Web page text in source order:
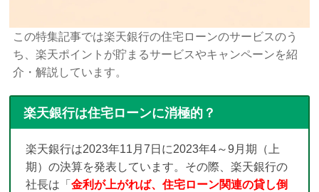
この特集記事では楽天銀行の住宅ローンのサービスのう
ち、楽天ポイントが貯まるサービスやキャンペーンを紹
介・解説しています。
楽天銀行は住宅ローンに消極的？
楽天銀行は2023年11月7日に2023年4～9月期（上
期）の決算を発表しています。その際、楽天銀行の
社長は「金利が上がれば、住宅ローン関連の貸し倒